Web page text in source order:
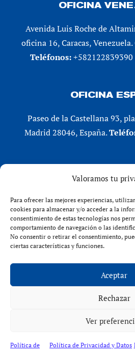
Valoramos tu
Para ofrecer las mejores experiencias,
cookies para almacenar y/o acceder a la
consentimiento de estas tecnologías nos
comportamiento de navegación o las
No consentir o retirar el consentimiento,
ciertas características y funciones.
Aceptar
Rechazar
Ver
Política de
Política de Privacidad y Datos
OFICINA
Avenida Luis Roche de
oficina 16, Caracas,
Teléfonos:+582122839390
OFICINA
Paseo de la Castellana 93,
Madrid 28046, España.
X (Twitter)
Instagram
Facebook
VENFORT® 2026
Política de privacidad |